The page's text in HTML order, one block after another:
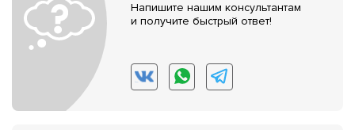
Напишите нашим консультантам
и получите быстрый ответ!